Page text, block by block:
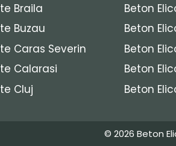
Braila
Buzau
Caras Severin
Calarasi
Cluj
Beton
Beton
Beton
Beton
Beton
© 2026 Beton